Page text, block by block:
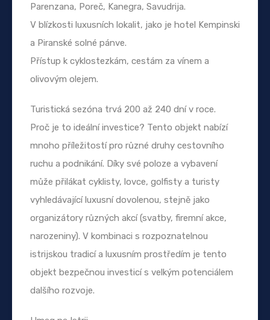
Parenzana, Poreč, Kanegra, Savudrija.
V blízkosti luxusních lokalit, jako je hotel Kempinski
a Piranské solné pánve.
Přístup k cyklostezkám, cestám za vínem a
olivovým olejem.
Turistická sezóna trvá 200 až 240 dní v roce.
Proč je to ideální investice? Tento objekt nabízí
mnoho příležitostí pro různé druhy cestovního
ruchu a podnikání. Díky své poloze a vybavení
může přilákat cyklisty, lovce, golfisty a turisty
vyhledávající luxusní dovolenou, stejně jako
organizátory různých akcí (svatby, firemní akce,
narozeniny). V kombinaci s rozpoznatelnou
istrijskou tradicí a luxusním prostředím je tento
objekt bezpečnou investicí s velkým potenciálem
dalšího rozvoje.